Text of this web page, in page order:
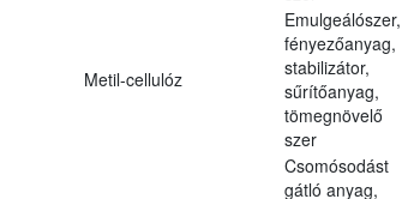
Metil-cellulóz
Emulgeálószer,
fényezőanyag,
stabilizátor,
sűrítőanyag,
tömegnövelő
szer
Csomósodást
gátló anyag,